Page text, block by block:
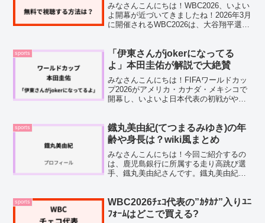
みなさんこんにちは！WBC2026、いよい
よ開幕が近づいてきましたね！2026年3月
に開催されるWBC2026は、大谷翔平選手
です。SNSでも「見たい！」「どこで視
聴で...
sports
「伊東さんがjokerになってる
よ」本田圭佑が解説で大絶賛
みなさんこんにちは！FIFAワールドカッ
プ2026がアメリカ・カナダ・メキシコで
開幕し、いよいよ日本代表の初戦がやっ
2の引き分けでした。先制点を許してしま
い、追いつい...
sports
鐡丸美由紀(てつまるみゆき)の年
齢や身長は？wiki風まとめ
みなさんこんにちは！今回ご紹介するの
は、鹿児島銀行に所属する走り高跳び選
手、鐡丸美由紀さんです。鐡丸美由紀
ル抜群」と話題になっている注目の選手
です。試合の映像や写真...
sports
WBC2026ﾁｪｺ代表の”ｶﾀｶﾅ”入りﾕﾆ
ﾌｫｰﾑはどこで買える?